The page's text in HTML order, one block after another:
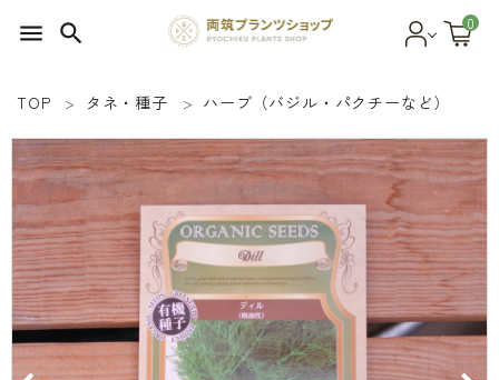
menu search 0
SEED 植物のタネ
PLANT 植物
MATERIAL 資材
OTHER 雑貨
TOP タネ・種子 ハーブ（バジル・パクチーなど）